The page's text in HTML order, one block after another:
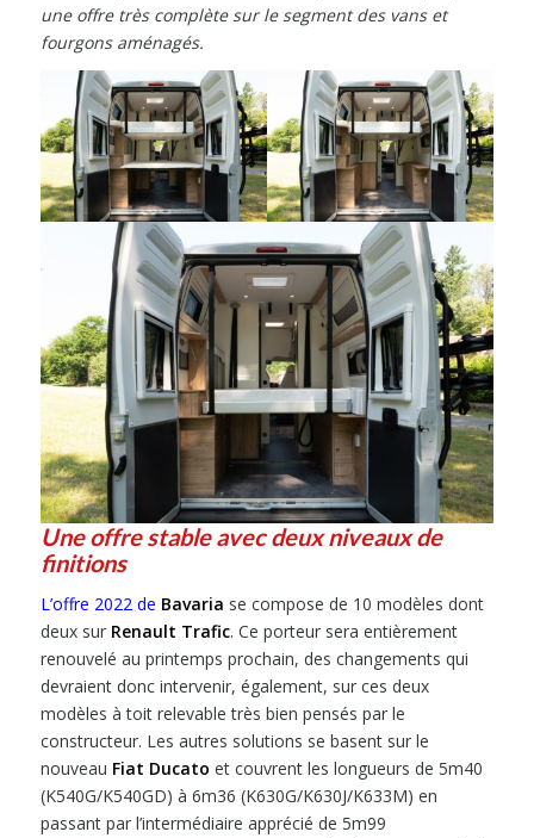
une offre très complète sur le segment des vans et
fourgons aménagés.
Une offre stable avec deux niveaux de
finitions
L’offre 2022 de Bavaria se compose de 10 modèles dont
deux sur Renault Trafic. Ce porteur sera entièrement
renouvelé au printemps prochain, des changements qui
devraient donc intervenir, également, sur ces deux
modèles à toit relevable très bien pensés par le
constructeur. Les autres solutions se basent sur le
nouveau Fiat Ducato et couvrent les longueurs de 5m40
(K540G/K540GD) à 6m36 (K630G/K630J/K633M) en
passant par l’intermédiaire apprécié de 5m99